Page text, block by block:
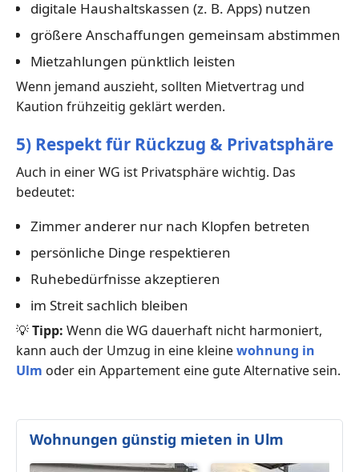
digitale Haushaltskassen (z. B. Apps) nutzen
größere Anschaffungen gemeinsam abstimmen
Mietzahlungen pünktlich leisten
Wenn jemand auszieht, sollten Mietvertrag und
Kaution frühzeitig geklärt werden.
5) Respekt für Rückzug & Privatsphäre
Auch in einer WG ist Privatsphäre wichtig. Das
bedeutet:
Zimmer anderer nur nach Klopfen betreten
persönliche Dinge respektieren
Ruhebedürfnisse akzeptieren
im Streit sachlich bleiben
💡Tipp: Wenn die WG dauerhaft nicht harmoniert,
kann auch der Umzug in eine kleinewohnung in
Ulm oder ein Appartement eine gute Alternative sein.
Wohnungen günstig mieten in Ulm